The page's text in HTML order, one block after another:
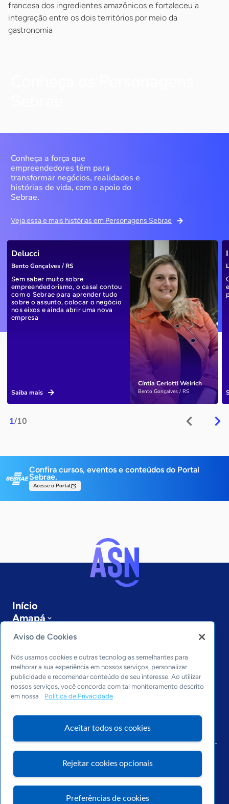
francesa dos ingredientes amazônicos e fortaleceu a
integração entre os dois territórios por meio da
gastronomia
Conheça a força que
empreendedores têm para
transformar negócios, realidades e
histórias de vida, com o apoio do
Sebrae.
Veja essa e mais histórias em Personagens Sebrae
1/10
Cíntia Ceriotti Weirich
Bento Gonçalves / RS
Delucci
Bento Gonçalves / RS
Sem saber muito sobre
empreendedorismo, o casal contou
com o Sebrae para aprender tudo
sobre o assunto, colocar o negócio
nos eixos e ainda abrir uma nova
empresa
Saiba mais
Confira cursos, eventos e conteúdos do Portal
Sebrae.
Acesse o Portal
Início
Amapá
Sobre a ASN
Últimas notícias
Entre em contato
Editorias
Economia & Política
Inovação & Tecnologia
Cultura empreendedora
Arquivo
Aviso de Cookies
Nós usamos cookies e outras tecnologias semelhantes para
melhorar a sua experiência em nossos serviços, personalizar
publicidade e recomendar conteúdo de seu interesse. Ao utilizar
nossos serviços, você concorda com tal monitoramento descrito
em nossa
Política de Privacidade
Aceitar todos os cookies
Rejeitar cookies opcionais
Preferências de cookies